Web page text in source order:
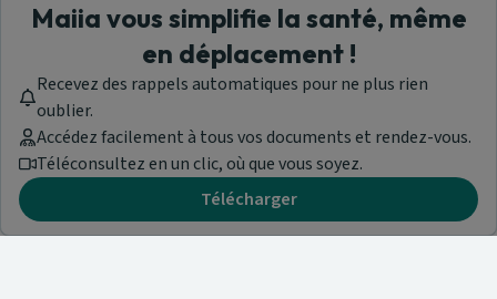
Maiia vous simplifie la santé, même
en déplacement !
Recevez des rappels automatiques pour ne plus rien
oublier.
Accédez facilement à tous vos documents et rendez-vous.
Téléconsultez en un clic, où que vous soyez.
Télécharger